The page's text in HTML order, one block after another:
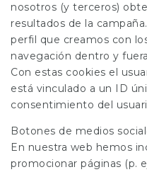
nosotros (y terceros)
resultados de la
perfil que creamos con
navegación dentro y
Con estas cookies el
está vinculado a un ID
consentimiento del
Botones de medios
En nuestra web hemos
promocionar páginas (p.